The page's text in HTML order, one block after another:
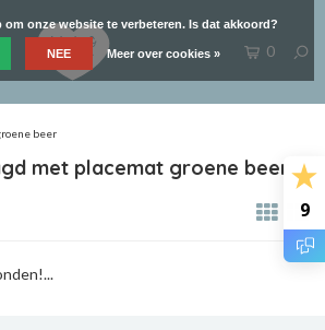
9
0
beer
met placemat groene beer
om onze website te verbeteren. Is dat akkoord?
NEE Meer over cookies »